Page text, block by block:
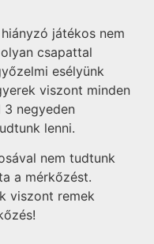
játékos nem
csapattal
esélyünk
viszont minden
negyeden
lenni.
nem tudtunk
a mérkőzést.
viszont remek